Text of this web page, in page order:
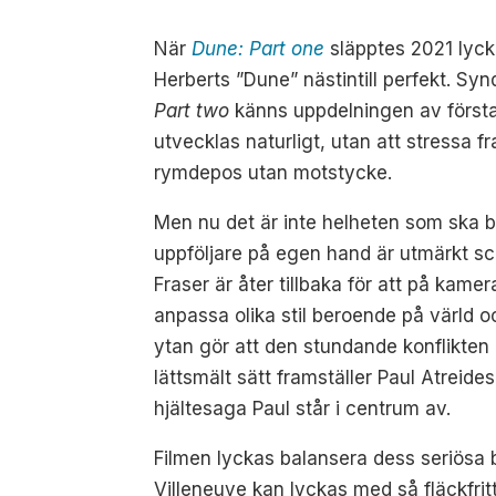
NärDune: Part one släpptes 2021
Herberts ”Dune” nästintill perfekt.
Part two känns uppdelningen av
utvecklas naturligt, utan att stressa
rymdepos utan motstycke.
Men nu det är inte helheten som ska
uppföljare på egen hand är utmärkt
Fraser är åter tillbaka för att på
anpassa olika stil beroende på värld
ytan gör att den stundande
lättsmält sätt framställer Paul
hjältesaga Paul står i centrum av.
Filmen lyckas balansera dess
Villeneuve kan lyckas med så